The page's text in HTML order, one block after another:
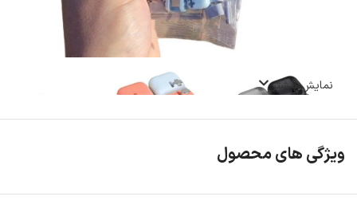
نمایش بیشتر
ویژگی های محصول